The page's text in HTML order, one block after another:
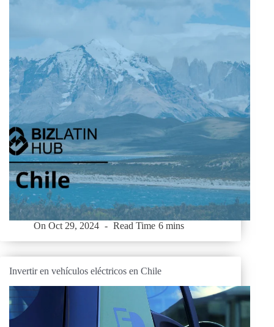
On Oct 29, 2024 Read Time 6 mins
Invertir en vehículos eléctricos en Chile